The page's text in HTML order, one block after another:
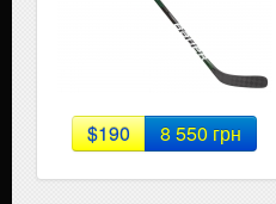
$190 8 550 грн